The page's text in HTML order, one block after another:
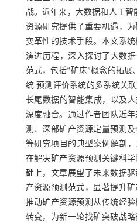
战。近年来，大数据和人工智
资源研究提供了重要机遇，
变革性的技术手段。本文系
演进历程，深入探讨了大数
范式，包括“矿床”概念的拓展
统-预测评价系统的多系统关
长尾数据的智能集成，以及
深度融合。通过作者团队近
测、深部矿产资源定量预测
等研究项目的典型案例解剖
在解决矿产资源预测关键科
础上，文章展望了未来数据
产资源预测范式，显著提升矿
推动矿产资源预测从传统经
转变，为新一轮找矿突破战